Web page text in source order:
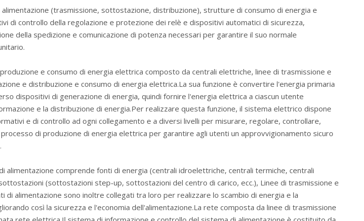
(trasmissione, sottostazione, distribuzione), strutture di consumo di energia e
di controllo della regolazione e protezione dei relè e dispositivi automatici di sicurezza,
della spedizione e comunicazione di potenza necessari per garantire il suo normale
e consumo di energia elettrica composto da centrali elettriche, linee di trasmissione e
e distribuzione e consumo di energia elettrica.La sua funzione è convertire l'energia primaria
dispositivi di generazione di energia, quindi fornire l'energia elettrica a ciascun utente
e la distribuzione di energia.Per realizzare questa funzione, il sistema elettrico dispone
e di controllo ad ogni collegamento e a diversi livelli per misurare, regolare, controllare,
di produzione di energia elettrica per garantire agli utenti un approvvigionamento sicuro
alimentazione comprende fonti di energia (centrali idroelettriche, centrali termiche, centrali
(sottostazioni step-up, sottostazioni del centro di carico, ecc.), Linee di trasmissione e
di alimentazione sono inoltre collegati tra loro per realizzare lo scambio di energia e la
così la sicurezza e l'economia dell'alimentazione.La rete composta da linee di trasmissione